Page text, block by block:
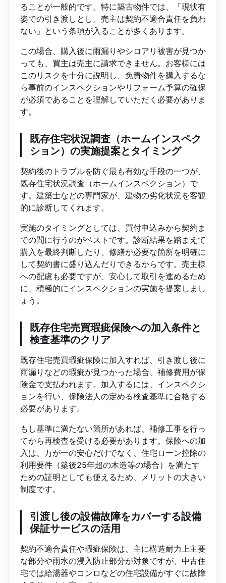
ることが一般的です。特に築古物件では、「現状有
姿での引き渡しとし、売主は契約不適合責任を負わ
ない」という条項が入ることが多くあります。
この場合、購入後に雨漏りやシロアリ被害が見つか
っても、買主は売主に請求できません。お客様には
このリスクを十分に説明し、免責物件を購入するな
ら事前のインスペクションやリフォーム予算の確保
が必須であることを理解していただく必要がありま
す。
既存住宅状況調査（ホームインスペク
ション）の実施提案とタイミング
契約後のトラブルを防ぐ最も有効な手段の一つが、
既存住宅状況調査（ホームインスペクション）で
す。建築士などの専門家が、建物の劣化状況を客観
的に診断してくれます。
実施のタイミングとしては、買付申込みから契約ま
での間に行うのがベストです。診断結果を踏まえて
購入を最終判断したり、修繕が必要な箇所を明確に
して契約書に盛り込んだりできるからです。売主様
への配慮も必要ですが、安心して取引を進めるため
に、積極的にインスペクションの実施を提案しまし
ょう。
既存住宅売買瑕疵保険への加入条件と
検査基準のクリア
既存住宅売買瑕疵保険に加入すれば、引き渡し後に
雨漏りなどの瑕疵が見つかった場合、補修費用が保
険金で支払われます。加入するには、インスペクシ
ョンを行い、保険法人の定める検査基準に合格する
必要があります。
もし基準に満たない箇所があれば、補修工事を行っ
てから再検査を受ける必要があります。保険への加
入は、万が一の安心だけでなく、住宅ローン控除の
利用要件（築後25年超の木造等の場合）を満たす
ための証明としても使えるため、メリットの大きい
制度です。
引渡し後の設備故障をカバーする設備
保証サービスの活用
契約不適合責任や瑕疵保険は、主に構造耐力上主要
な部分や雨水の浸入防止部分が対象ですが、中古住
宅では給湯器やコンロなどの住宅設備がすぐに故障